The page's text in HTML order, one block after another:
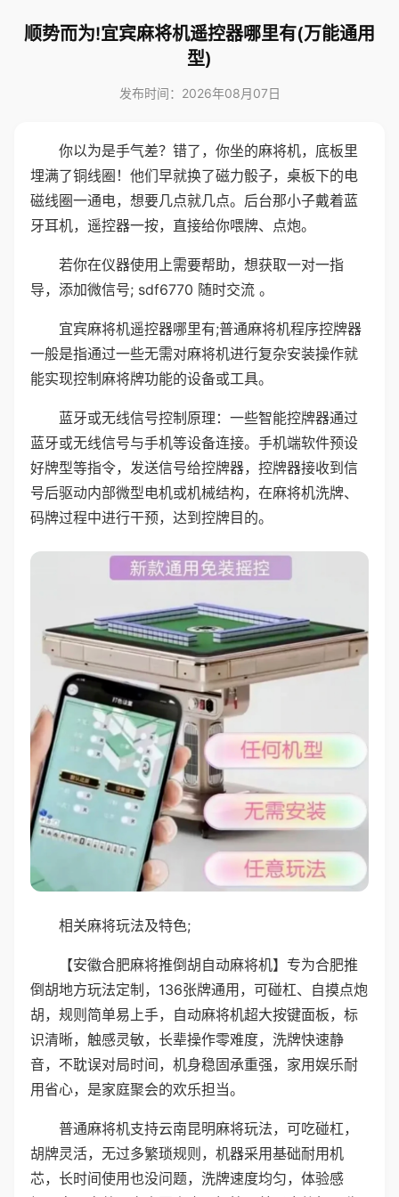
顺势而为!宜宾麻将机遥控器哪里有(万能通用
型)
发布时间：2026年08月07日
你以为是手气差？错了，你坐的麻将机，底板里
埋满了铜线圈！他们早就换了磁力骰子，桌板下的电
磁线圈一通电，想要几点就几点。后台那小子戴着蓝
牙耳机，遥控器一按，直接给你喂牌、点炮。
若你在仪器使用上需要帮助，想获取一对一指
导，添加微信号; sdf6770 随时交流 。
宜宾麻将机遥控器哪里有;普通麻将机程序控牌器
一般是指通过一些无需对麻将机进行复杂安装操作就
能实现控制麻将牌功能的设备或工具。
蓝牙或无线信号控制原理：一些智能控牌器通过
蓝牙或无线信号与手机等设备连接。手机端软件预设
好牌型等指令，发送信号给控牌器，控牌器接收到信
号后驱动内部微型电机或机械结构，在麻将机洗牌、
码牌过程中进行干预，达到控牌目的。
相关麻将玩法及特色;
【安徽合肥麻将推倒胡自动麻将机】专为合肥推
倒胡地方玩法定制，136张牌通用，可碰杠、自摸点炮
胡，规则简单易上手，自动麻将机超大按键面板，标
识清晰，触感灵敏，长辈操作零难度，洗牌快速静
音，不耽误对局时间，机身稳固承重强，家用娱乐耐
用省心，是家庭聚会的欢乐担当。
普通麻将机支持云南昆明麻将玩法，可吃碰杠，
胡牌灵活，无过多繁琐规则，机器采用基础耐用机
芯，长时间使用也没问题，洗牌速度均匀，体验感